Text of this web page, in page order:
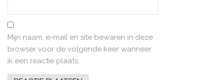
Mijn naam, e-mail en site bewaren in deze
browser voor de volgende keer wanneer
ik een reactie plaats.